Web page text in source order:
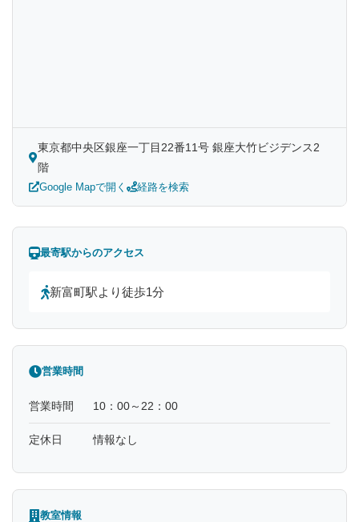
東京都中央区銀座一丁目22番11号 銀座大竹ビジデンス2
階
Google Mapで開く 経路を検索
最寄駅からのアクセス
新富町駅より徒歩1分
営業時間
営業時間 10：00～22：00
定休日 情報なし
教室情報